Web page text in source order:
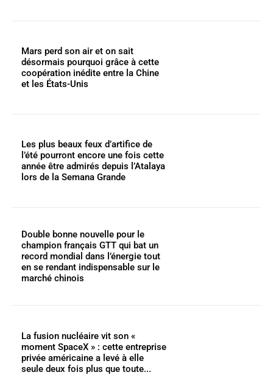
Mars perd son air et on sait
désormais pourquoi grâce à cette
coopération inédite entre la Chine
et les États-Unis
Les plus beaux feux d’artifice de
l’été pourront encore une fois cette
année être admirés depuis l’Atalaya
lors de la Semana Grande
Double bonne nouvelle pour le
champion français GTT qui bat un
record mondial dans l’énergie tout
en se rendant indispensable sur le
marché chinois
La fusion nucléaire vit son «
moment SpaceX » : cette entreprise
privée américaine a levé à elle
seule deux fois plus que toute...